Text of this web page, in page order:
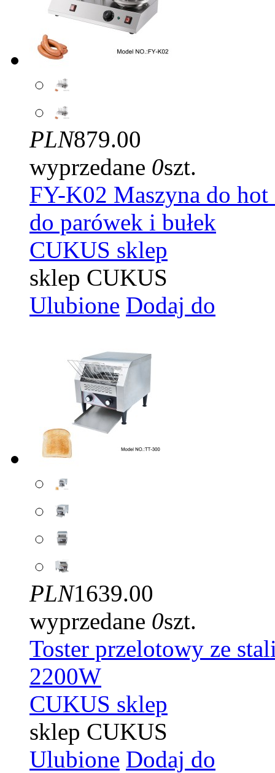
PLN879.00
wyprzedane 0szt.
FY-K02 Maszyna do
do parówek i bułek
CUKUS sklep
sklep CUKUS
Ulubione Dodaj do
PLN1639.00
wyprzedane 0szt.
Toster przelotowy ze
2200W
CUKUS sklep
sklep CUKUS
Ulubione Dodaj do